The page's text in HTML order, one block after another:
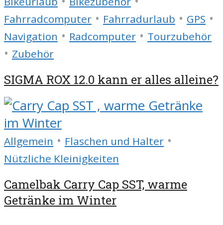
Fahrradcomputer • Fahrradurlaub • GPS •
Navigation • Radcomputer • Tourzubehör
• Zubehör
SIGMA ROX 12.0 kann er alles alleine?
Allgemein • Flaschen und Halter •
Nützliche Kleinigkeiten
Camelbak Carry Cap SST, warme
Getränke im Winter